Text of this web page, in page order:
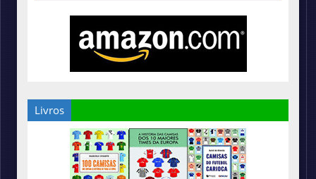
Livros